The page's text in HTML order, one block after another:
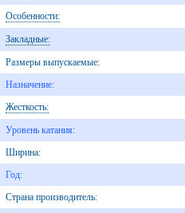
Особенности:
Закладные:
Размеры выпускаемые:
Назначение:
Жесткость:
Уровень катания:
Ширина:
Год:
Страна производитель: